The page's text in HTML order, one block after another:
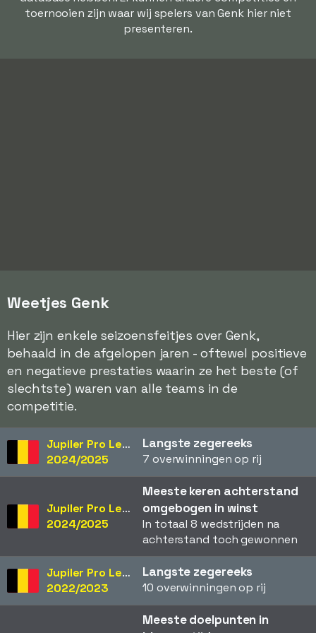
toernooien zijn waar wij spelers van Genk hier niet
presenteren.
Weetjes Genk
Hier zijn enkele seizoensfeitjes over Genk,
behaald in de afgelopen jaren - oftewel positieve
en negatieve prestaties waarin ze het beste (of
slechtste) waren van alle teams in de
competitie.
Jupiler Pro League
2024/2025
Langste zegereeks
7 overwinningen op rij
Jupiler Pro League
2024/2025
Meeste keren achterstand
omgebogen in winst
In totaal 8 wedstrijden na
achterstand toch gewonnen
Jupiler Pro League
2022/2023
Langste zegereeks
10 overwinningen op rij
Meeste doelpunten in